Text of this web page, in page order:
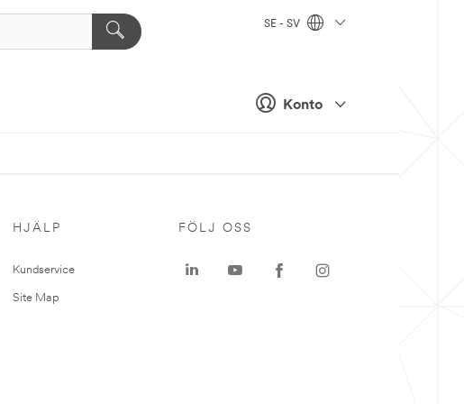
Konto
SE - SV
HJÄLP
Kundservice
Site Map
FÖLJ OSS